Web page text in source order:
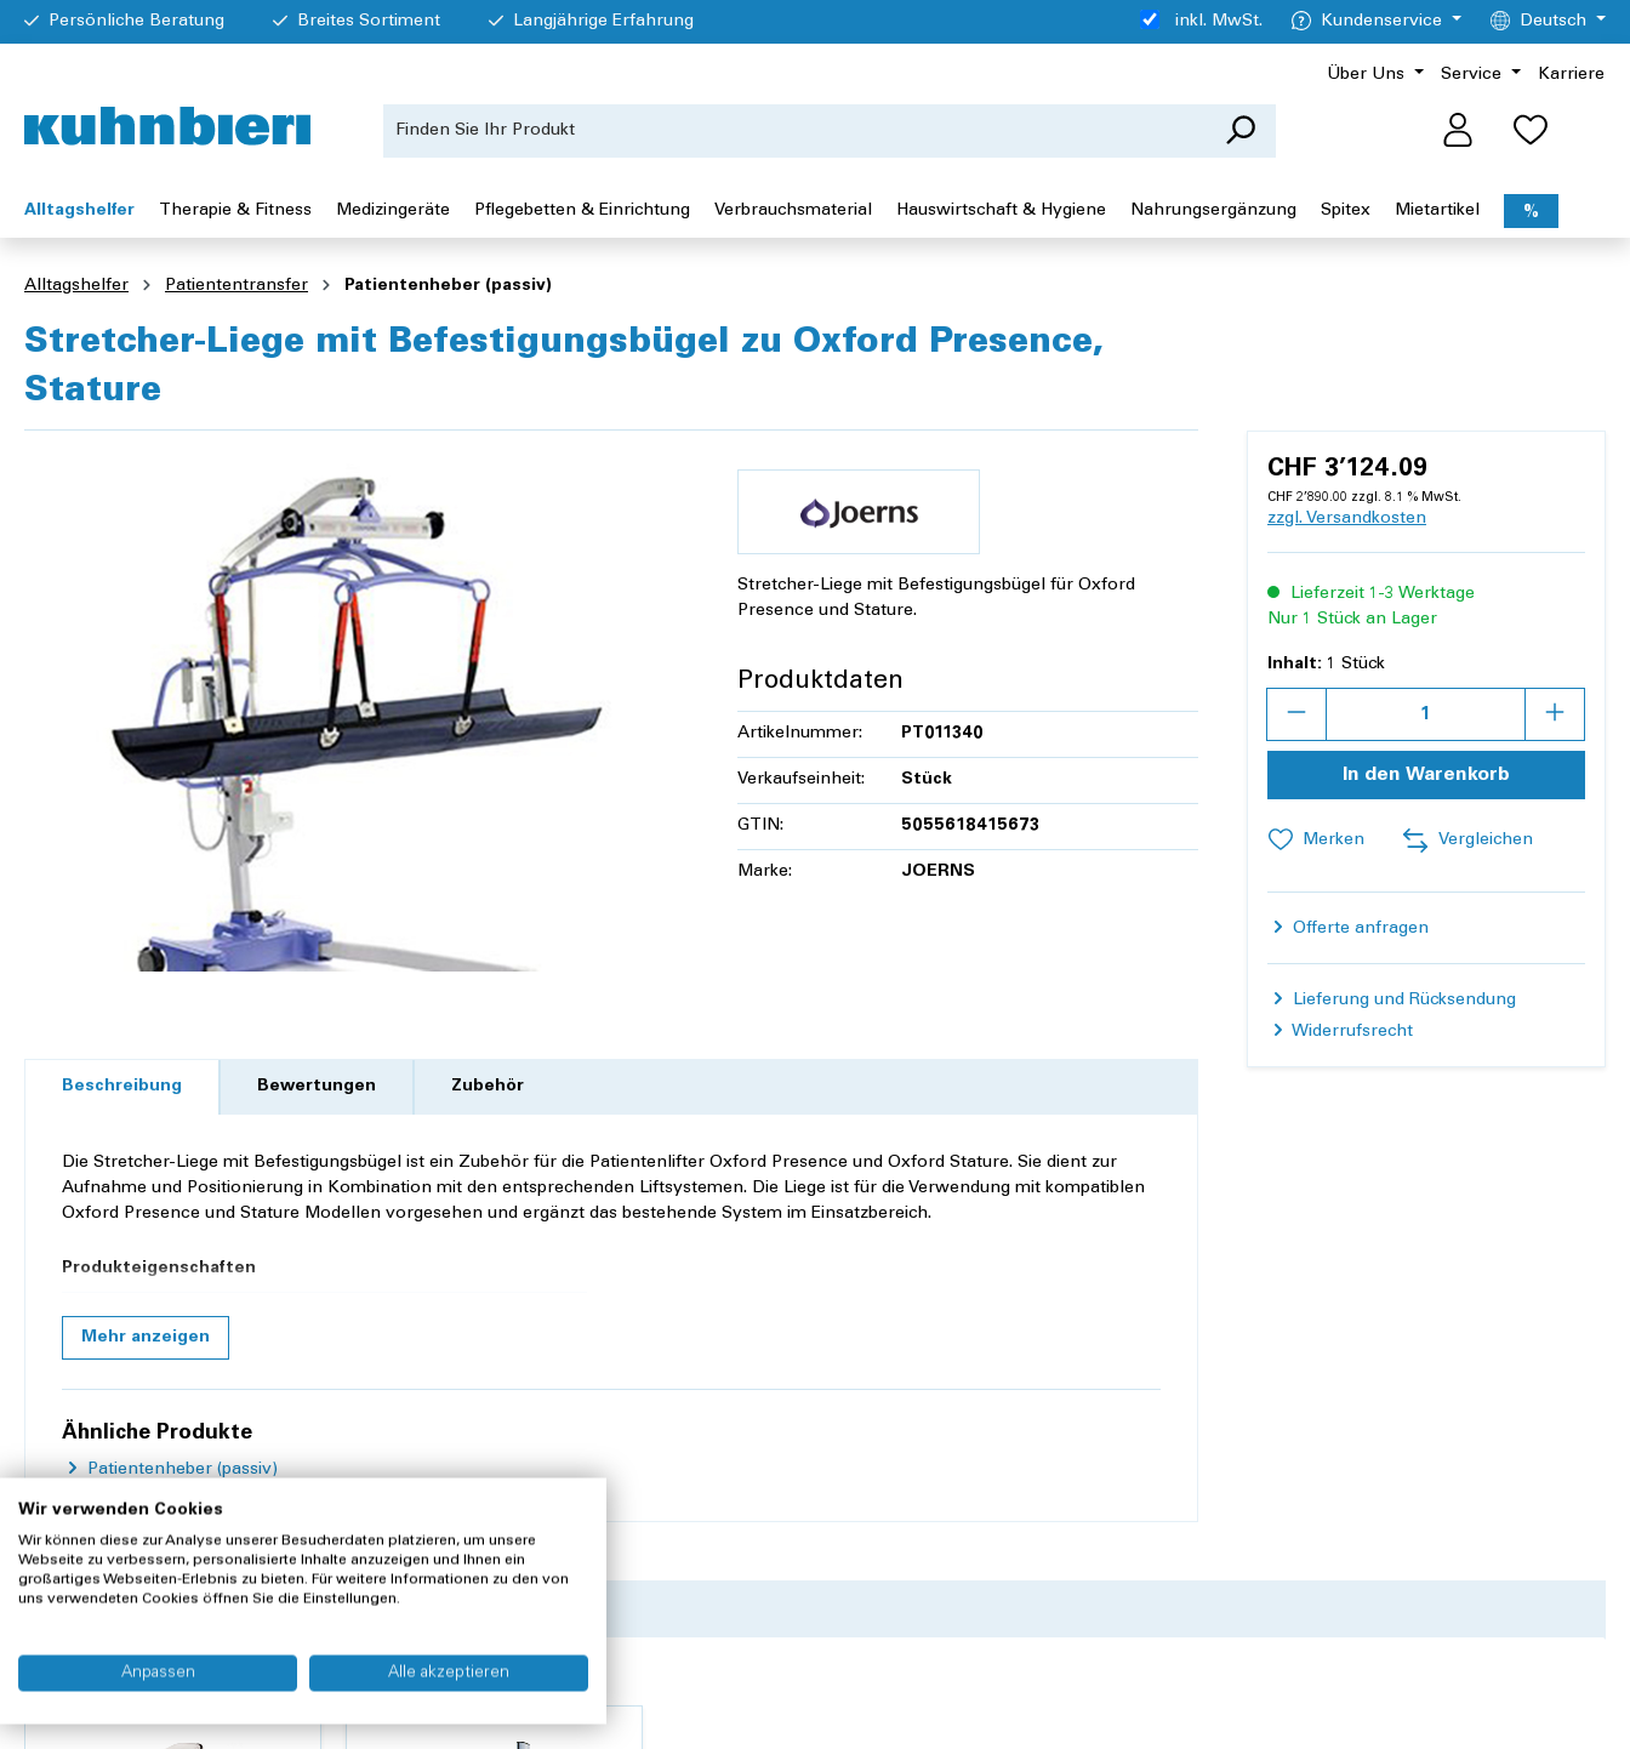
Persönliche Beratung Breites Sortiment Langjährige Erfahrung inkl. MwSt. Kundenservice Deutsch
Über Uns Service Karriere
Alltagshelfer Therapie & Fitness Medizingeräte Pflegebetten & Einrichtung Verbrauchsmaterial Hauswirtschaft & Hygiene Nahrungsergänzung Spitex Mietartikel %
Alltagshelfer Patiententransfer Patientenheber (passiv)
Stretcher-Liege mit Befestigungsbügel zu Oxford Presence,
Stature
Stretcher-Liege mit Befestigungsbügel für Oxford
Presence und Stature.
Produktdaten
Artikelnummer: PT011340
Verkaufseinheit: Stück
GTIN: 5055618415673
Marke: JOERNS
Beschreibung Bewertungen Zubehör
Die Stretcher-Liege mit Befestigungsbügel ist ein Zubehör für die Patientenlifter Oxford Presence und Oxford Stature. Sie dient zur
Aufnahme und Positionierung in Kombination mit den entsprechenden Liftsystemen. Die Liege ist für die Verwendung mit kompatiblen
Oxford Presence und Stature Modellen vorgesehen und ergänzt das bestehende System im Einsatzbereich.
Produkteigenschaften
Verstellbar:
Mehr anzeigen
Ähnliche Produkte
Patientenheber (passiv)
CHF 3’124.09
CHF 2’890.00 zzgl. 8.1 % MwSt.
zzgl. Versandkosten
Lieferzeit 1-3 Werktage
Nur 1 Stück an Lager
Inhalt: 1 Stück
In den Warenkorb
Merken Vergleichen
Offerte anfragen
Lieferung und Rücksendung
Widerrufsrecht
Wir verwenden Cookies
Wir können diese zur Analyse unserer Besucherdaten platzieren, um unsere
Webseite zu verbessern, personalisierte Inhalte anzuzeigen und Ihnen ein
großartiges Webseiten-Erlebnis zu bieten. Für weitere Informationen zu den von
uns verwendeten Cookies öffnen Sie die Einstellungen.
Anpassen Alle akzeptieren